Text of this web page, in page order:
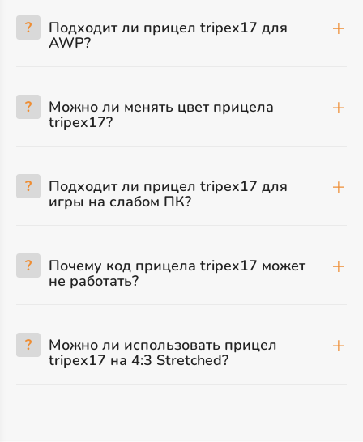
? Подходит ли прицел tripex17 для
AWP?
? Можно ли менять цвет прицела
tripex17?
? Подходит ли прицел tripex17 для
игры на слабом ПК?
? Почему код прицела tripex17 может
не работать?
? Можно ли использовать прицел
tripex17 на 4:3 Stretched?